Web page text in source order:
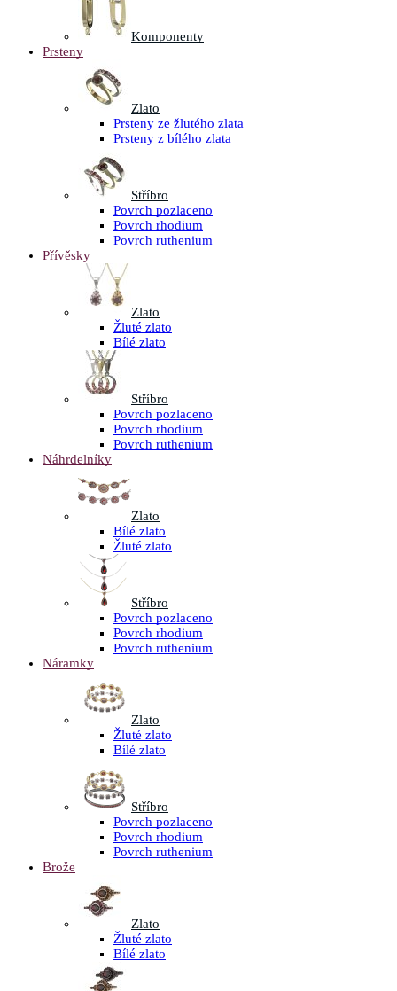
Komponenty
Prsteny
Zlato
Prsteny ze žlutého zlata
Prsteny z bílého zlata
Stříbro
Povrch pozlaceno
Povrch rhodium
Povrch ruthenium
Přívěsky
Zlato
Žluté zlato
Bílé zlato
Stříbro
Povrch pozlaceno
Povrch rhodium
Povrch ruthenium
Náhrdelníky
Zlato
Bílé zlato
Žluté zlato
Stříbro
Povrch pozlaceno
Povrch rhodium
Povrch ruthenium
Náramky
Zlato
Žluté zlato
Bílé zlato
Stříbro
Povrch pozlaceno
Povrch rhodium
Povrch ruthenium
Brože
Zlato
Žluté zlato
Bílé zlato